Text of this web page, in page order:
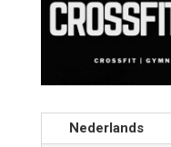
Nederlands